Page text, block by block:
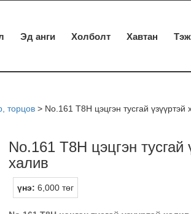
Эд анги Холболт Хавтан
торцов> No.161 T8H цэцгэн тусгай үзүүртэй
No.161 T8H цэцгэн тусгай
халив
үнэ: 6,000 төг